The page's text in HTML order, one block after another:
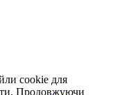
cookie для
Продовжуючи